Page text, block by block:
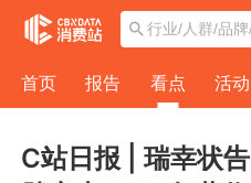
首页 报告 看点 活动
C站日报 | 瑞幸状告